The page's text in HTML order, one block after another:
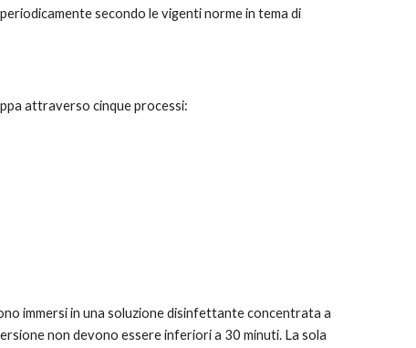
secondo le vigenti norme in tema di
attraverso cinque processi:
immersi in una soluzione disinfettante concentrata a
non devono essere inferiori a 30 minuti. La sola